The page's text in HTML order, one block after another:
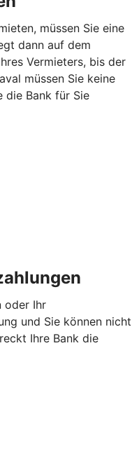
müssen Sie eine
dann auf dem
Vermieters, bis der
müssen Sie keine
die Bank für Sie
oder Ihr
und Sie können nicht
Ihre Bank die